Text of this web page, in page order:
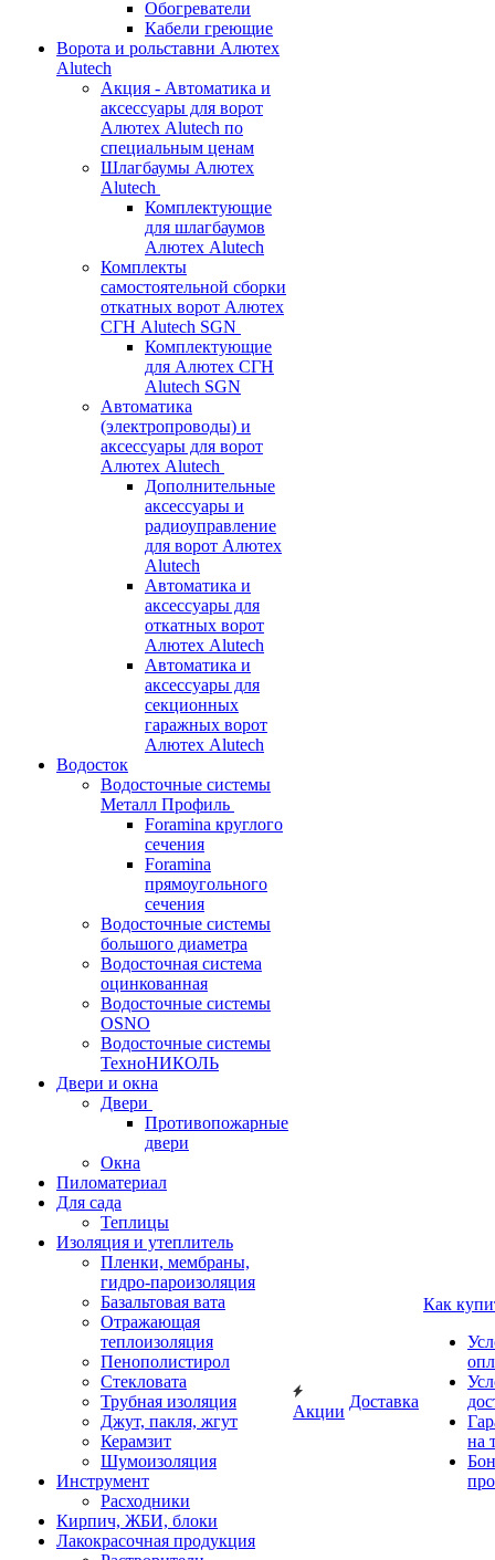
Обогреватели
Кабели греющие
Ворота и рольставни Алютех
Alutech
Акция - Автоматика и
аксессуары для ворот
Алютех Alutech по
специальным ценам
Шлагбаумы Алютех
Alutech
Комплектующие
для шлагбаумов
Алютех Alutech
Комплекты
самостоятельной сборки
откатных ворот Алютех
СГН Alutech SGN
Комплектующие
для Алютех СГН
Alutech SGN
Автоматика
(электропроводы) и
аксессуары для ворот
Алютех Alutech
Дополнительные
аксессуары и
радиоуправление
для ворот Алютех
Alutech
Автоматика и
аксессуары для
откатных ворот
Алютех Alutech
Автоматика и
аксессуары для
секционных
гаражных ворот
Алютех Alutech
Водосток
Водосточные системы
Металл Профиль
Foramina круглого
сечения
Foramina
прямоугольного
сечения
Водосточные системы
большого диаметра
Водосточная система
оцинкованная
Водосточные системы
OSNO
Водосточные системы
ТехноНИКОЛЬ
Двери и окна
Двери
Противопожарные
двери
Окна
Пиломатериал
Для сада
Теплицы
Изоляция и утеплитель
Пленки, мембраны,
гидро-пароизоляция
Базальтовая вата
Отражающая
теплоизоляция
Пенополистирол
Стекловата
Трубная изоляция
Джут, пакля, жгут
Керамзит
Шумоизоляция
Инструмент
Расходники
Кирпич, ЖБИ, блоки
Лакокрасочная продукция
Акции
Доставка
Как
на